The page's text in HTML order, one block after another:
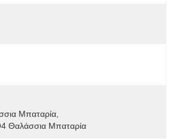
Μπαταρία
Θαλάσσια Μπαταρία